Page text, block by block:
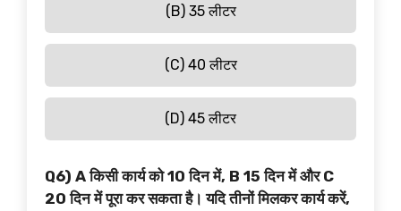
(B) 35 लीटर
(C) 40 लीटर
(D) 45 लीटर
Q6) A किसी कार्य को 10 दिन में, B 15 दिन में और C
20 दिन में पूरा कर सकता है। यदि तीनों मिलकर कार्य करें,